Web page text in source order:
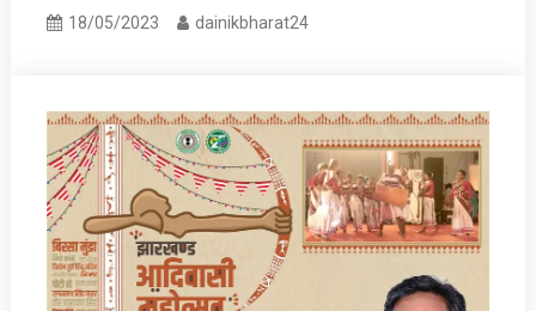
18/05/2023 dainikbharat24